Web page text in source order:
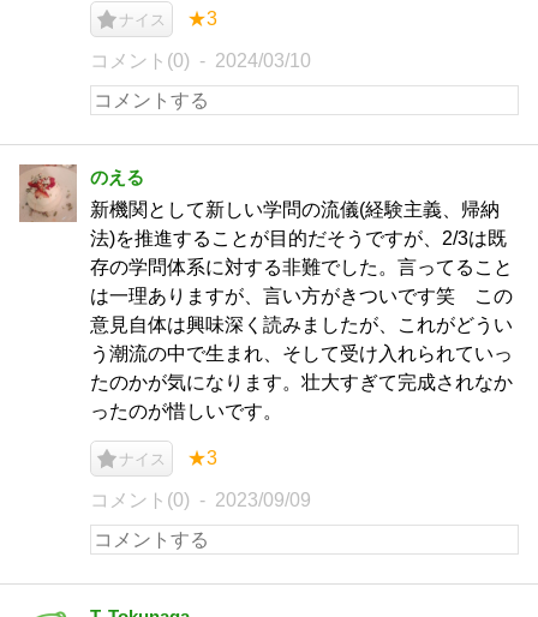
ナイス ★3
コメント(0) 2024/03/10
のえる
新機関として新しい学問の流儀(経験主義、帰納
法)を推進することが目的だそうですが、2/3は既
存の学問体系に対する非難でした。言ってること
は一理ありますが、言い方がきついです笑 この
意見自体は興味深く読みましたが、これがどうい
う潮流の中で生まれ、そして受け入れられていっ
たのかが気になります。壮大すぎて完成されなか
ったのが惜しいです。
ナイス ★3
コメント(0) 2023/09/09